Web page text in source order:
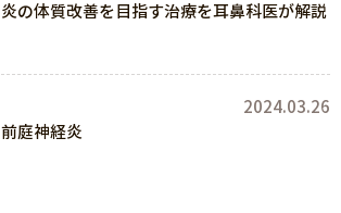
炎の体質改善を目指す治療を耳鼻科医が解説
2024.03.26
前庭神経炎